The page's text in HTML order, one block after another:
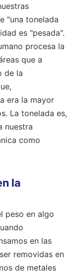
"una tonelada
es "pesada".
procesa la
que a
de la
era la mayor
La tonelada es,
nuestra
como
la
peso en algo
en las
removidas en
de metales